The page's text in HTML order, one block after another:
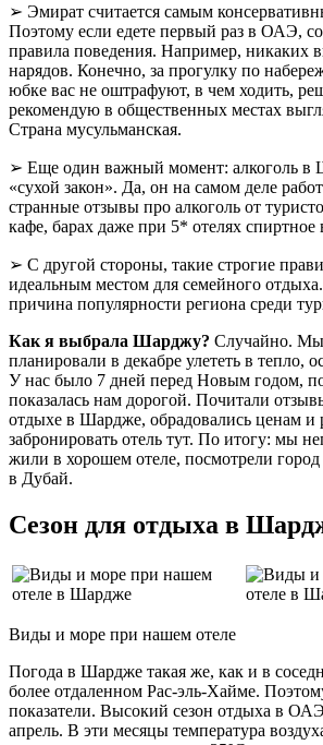
➢ Эмират считается самым
Поэтому если едете первый раз в ОАЭ,
правила поведения. Например, никаких
нарядов. Конечно, за прогулку по
юбке вас не оштрафуют, в чем ходить,
рекомендую в общественных местах
Страна мусульманская.
➢ Еще один важный момент: алкоголь
«сухой закон». Да, он на самом деле
странные отзывы про алкоголь от
кафе, барах даже при 5* отелях спиртное
➢ С другой стороны, такие строгие
идеальным местом для семейного
причина популярности региона среди
Как я выбрала Шарджу? Случайно.
планировали в декабре улететь в тепло,
У нас было 7 дней перед Новым годом,
показалась нам дорогой. Почитали
отдыхе в Шардже, обрадовались ценам и
забронировать отель тут. По итогу: мы
жили в хорошем отеле, посмотрели
в Дубай.
Сезон для отдыха в
Виды и море при нашем отеле
Погода в Шардже такая же, как и в
более отдаленном Рас-эль-Хайме.
показатели. Высокий сезон отдыха в
апрель. В эти месяцы температура